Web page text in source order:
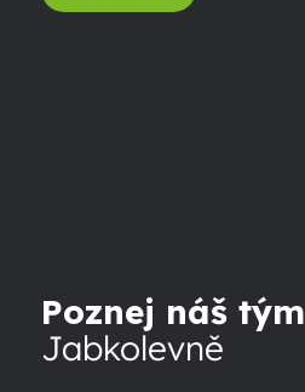
Poznej náš tým
Jabkolevně